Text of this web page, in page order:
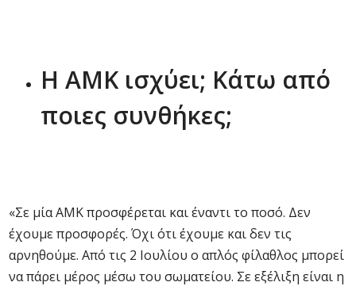
Η ΑΜΚ ισχύει; Κάτω από
ποιες συνθήκες;
«Σε μία ΑΜΚ προσφέρεται και έναντι το ποσό. Δεν
έχουμε προσφορές. Όχι ότι έχουμε και δεν τις
αρνηθούμε. Από τις 2 Ιουλίου ο απλός φίλαθλος μπορεί
να πάρει μέρος μέσω του σωματείου. Σε εξέλιξη είναι η